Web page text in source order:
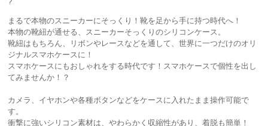
まるで本物のスニーカーにそっくり！靴を足から手に持つ時代へ！
本物の靴紐が通せる、スニーカーそっくりのシリコンケース。
靴紐はもちろん、リボンやレースなどを通して、世界に一つだけのオリ
ジナルスマホケースに！
スマホケースにもおしゃれをする時代です！スマホケースで個性を出し
てみませんか！？
カメラ、イヤホンや各種ボタンなどをケースに入れたまま操作可能で
す。
衝撃に強いシリコン素材は、やわらかく収縮性があり、着脱も簡単！